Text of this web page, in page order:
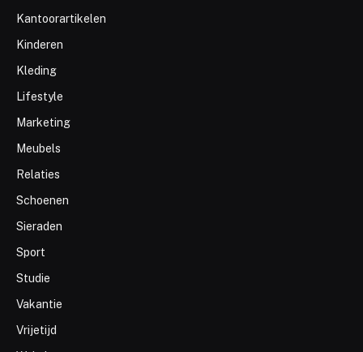
Kantoorartikelen
Kinderen
Kleding
Lifestyle
Marketing
Meubels
Relaties
Schoenen
Sieraden
Sport
Studie
Vakantie
Vrijetijd